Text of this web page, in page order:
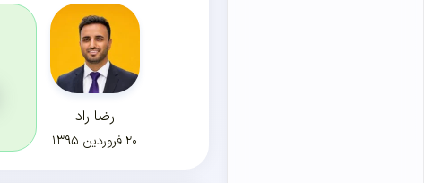
رضا راد
۲۰ فروردین ۱۳۹۵